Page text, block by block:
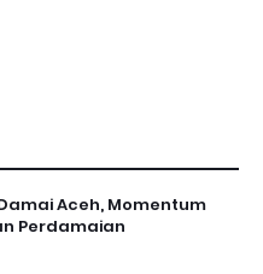
Aceh, Momentum
Perdamaian